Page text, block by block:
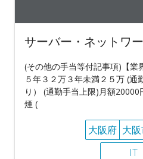
サーバー・ネットワ
(その他の手当等付記事項)【業
５年３２万３年未満２５万 (通
り） (通勤手当上限)月額
煙 (
大阪府 大
IT